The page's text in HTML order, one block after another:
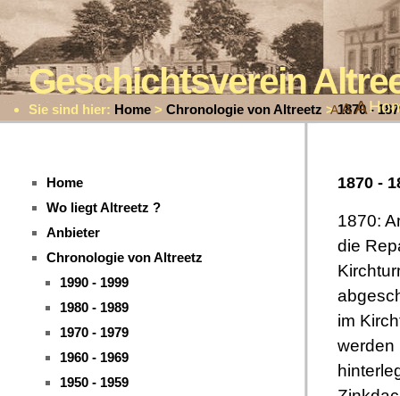
Geschichtsverein
Sie sind hier: Home > Chronologie von Altreetz >1870 -
AAA
Home
Wo liegt Altreetz ?
Anbieter
Chronologie von Altreetz
1990 - 1999
1980 - 1989
1970 - 1979
1960 - 1969
1950 - 1959
1870 -
1870:
die
im
werden